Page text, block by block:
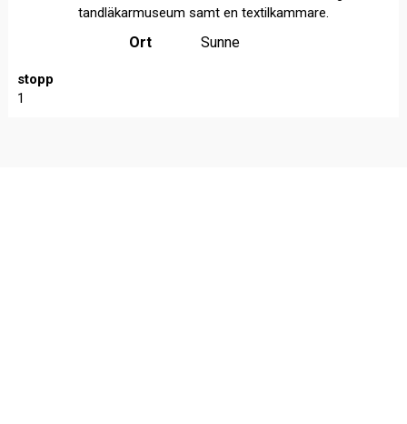
tandläkarmuseum samt en textilkammare.
Ort Sunne
stopp
1